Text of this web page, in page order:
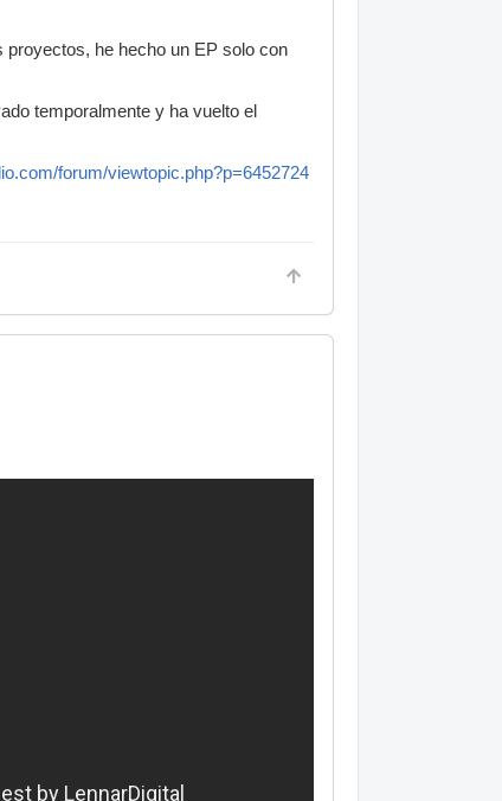
proyectos, he hecho un EP solo con
temporalmente y ha vuelto el
forum/viewtopic.php?p=6452724